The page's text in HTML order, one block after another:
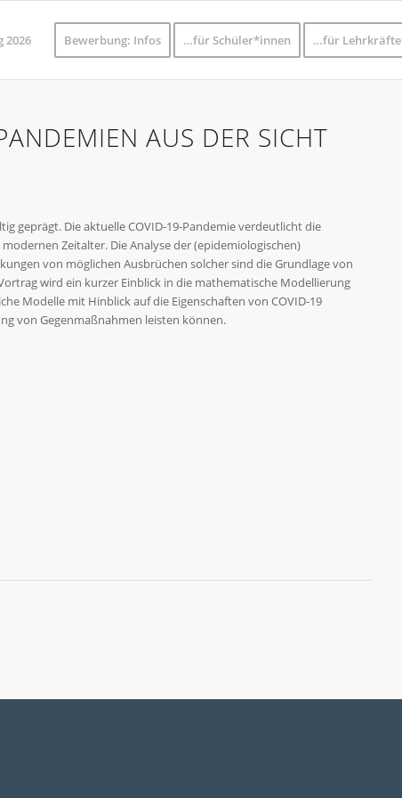
2026 Bewerbung: Infos …für Schüler*innen …für Lehrkräfte
AUS DER SICHT
geprägt. Die aktuelle COVID-19-Pandemie verdeutlicht die
Zeitalter. Die Analyse der (epidemiologischen)
von möglichen Ausbrüchen solcher sind die Grundlage von
wird ein kurzer Einblick in die mathematische Modellierung
Modelle mit Hinblick auf die Eigenschaften von COVID-19
von Gegenmaßnahmen leisten können.